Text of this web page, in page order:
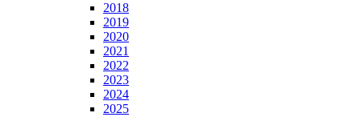
2018
2019
2020
2021
2022
2023
2024
2025